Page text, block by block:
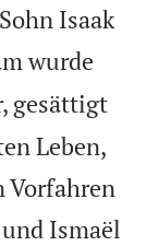
Isaak
wurde
gesättigt
Leben,
Vorfahren
Ismaël